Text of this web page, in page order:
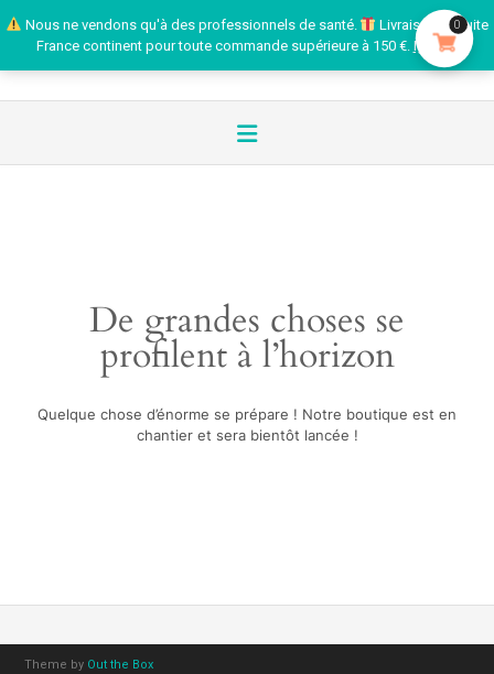
Nous ne vendons qu'à des professionnels de santé.
Livraison gratuite
France continent pour toute commande supérieure à 150 €. Ignorer
De grandes choses se
profilent à l’horizon
Quelque chose d’énorme se prépare ! Notre boutique est en
chantier et sera bientôt lancée !
Theme by Out the Box
0